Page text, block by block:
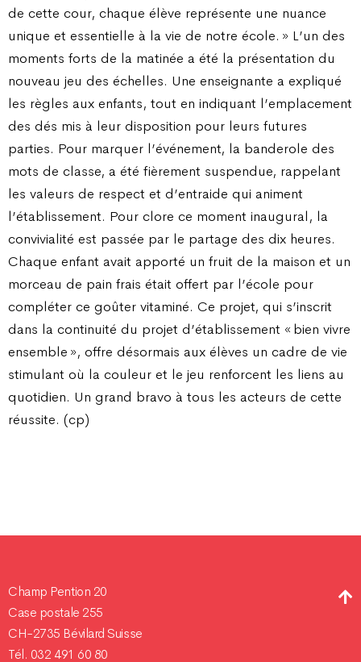
de cette cour, chaque élève représente une nuance
unique et essentielle à la vie de notre école. » L’un des
moments forts de la matinée a été la présentation du
nouveau jeu des échelles. Une enseignante a expliqué
les règles aux enfants, tout en indiquant l’emplacement
des dés mis à leur disposition pour leurs futures
parties. Pour marquer l’événement, la banderole des
mots de classe, a été fièrement suspendue, rappelant
les valeurs de respect et d’entraide qui animent
l’établissement. Pour clore ce moment inaugural, la
convivialité est passée par le partage des dix heures.
Chaque enfant avait apporté un fruit de la maison et un
morceau de pain frais était offert par l’école pour
compléter ce goûter vitaminé. Ce projet, qui s’inscrit
dans la continuité du projet d’établissement « bien vivre
ensemble », offre désormais aux élèves un cadre de vie
stimulant où la couleur et le jeu renforcent les liens au
quotidien. Un grand bravo à tous les acteurs de cette
réussite. (cp)
Champ Pention 20
Case postale 255
CH-2735 Bévilard Suisse
Tél. 032 491 60 80